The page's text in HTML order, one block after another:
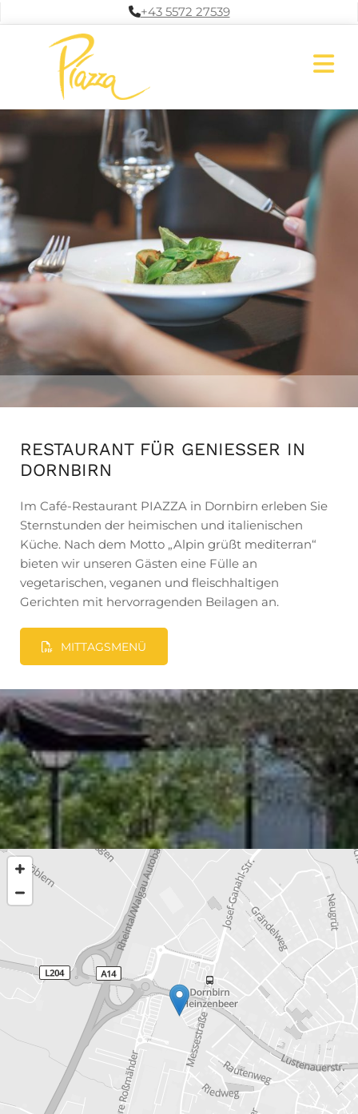
+43 5572 27539
RESTAURANT FÜR GENIESSER IN D
ORNBIRN
Im Café-Restaurant PIAZZA in Dornbirn erleben Sie
Sternstunden der heimischen und italienischen
Küche. Nach dem Motto „Alpin grüßt mediterran“
bieten wir unseren Gästen eine Fülle an
vegetarischen, veganen und fleischhaltigen
Gerichten mit hervorragenden Beilagen an.
MITTAGSMENÜ